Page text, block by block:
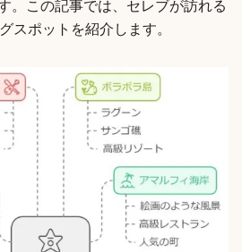
。この記事では、セレブが訪れる
スポットを紹介します。